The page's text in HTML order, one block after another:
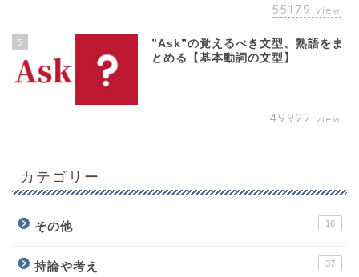
55179 view
5
”Ask”の覚えるべき文型、熟語をま
とめる【基本動詞の文型】
49922 view
カテゴリー
その他 16
持論や考え 37